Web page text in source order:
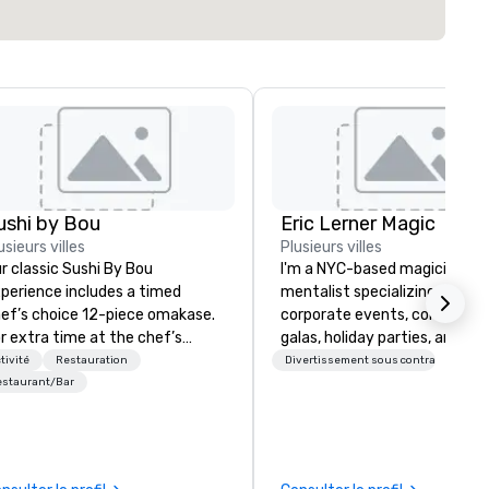
by Bou
villes
classic Sushi By Bou
includes a timed
choice 12-piece omakase.
extra time at the chef’s
and additional pieces,
to our Bougie option.
Restauration
Bar
Eric Lerner Magic
Plusieurs villes
I'm a NYC-based magician
mentalist specializing in
corporate events,
galas, holiday parties, and
launches. I do close-up magic,
Divertissement sous contrat